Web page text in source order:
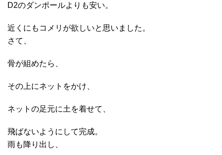
D2のダンポールよりも安い。
近くにもコメリが欲しいと思いました。
さて、
骨が組めたら、
その上にネットをかけ、
ネットの足元に土を着せて、
飛ばないようにして完成。
雨も降り出し、